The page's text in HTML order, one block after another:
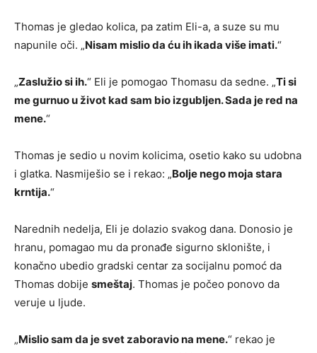
Thomas je gledao kolica, pa zatim Eli-a, a suze su mu
napunile oči. „Nisam mislio da ću ih ikada više imati.“
„Zaslužio si ih.“ Eli je pomogao Thomasu da sedne. „Ti si
me gurnuo u život kad sam bio izgubljen. Sada je red na
mene.“
Thomas je sedio u novim kolicima, osetio kako su udobna
i glatka. Nasmiješio se i rekao: „Bolje nego moja stara
krntija.“
Narednih nedelja, Eli je dolazio svakog dana. Donosio je
hranu, pomagao mu da pronađe sigurno sklonište, i
konačno ubedio gradski centar za socijalnu pomoć da
Thomas dobije smeštaj. Thomas je počeo ponovo da
veruje u ljude.
„Mislio sam da je svet zaboravio na mene.“ rekao je